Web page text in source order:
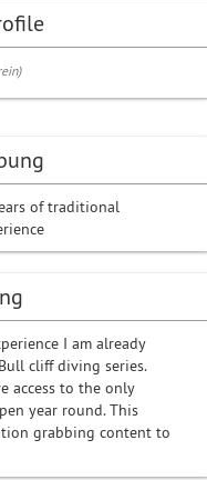
of traditional
I am already
cliff diving series.
access to the only
year round. This
grabbing content to